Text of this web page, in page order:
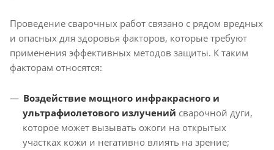
Проведение сварочных работ связано с рядом вредных
и опасных для здоровья факторов, которые требуют
применения эффективных методов защиты. К таким
факторам относятся:
Воздействие мощного инфракрасного и
ультрафиолетового излучений сварочной дуги,
которое может вызывать ожоги на открытых
участках кожи и негативно влиять на зрение;